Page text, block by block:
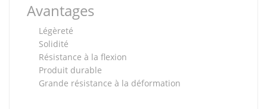
Avantages
Légèreté
Solidité
Résistance à la flexion
Produit durable
Grande résistance à la déformation